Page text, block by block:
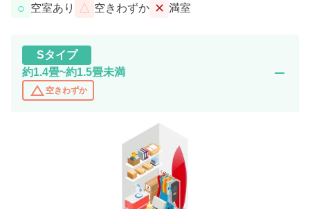
○ 空室あり △ 空きわずか ✕ 満室
Sタイプ
約1.4畳~約1.5畳未満
change_history 空きわずか
remove